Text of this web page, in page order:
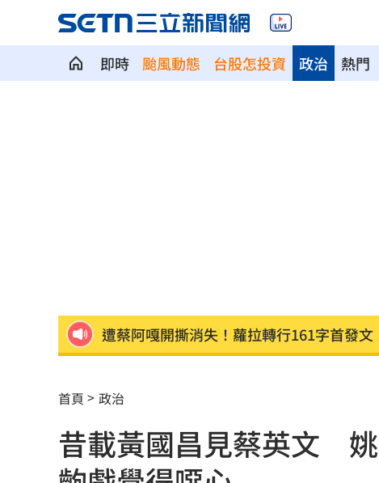
即時 颱風動態 台股怎投資 熱門
政治
狂飆後考驗來了！下週1指標恐掀美股暴動
2026全球移居排名 台灣「第5」贏日韓
革命衛隊要美滿足條件 否則不開放荷莫茲
首頁 政治
昔載黃國昌見蔡英文